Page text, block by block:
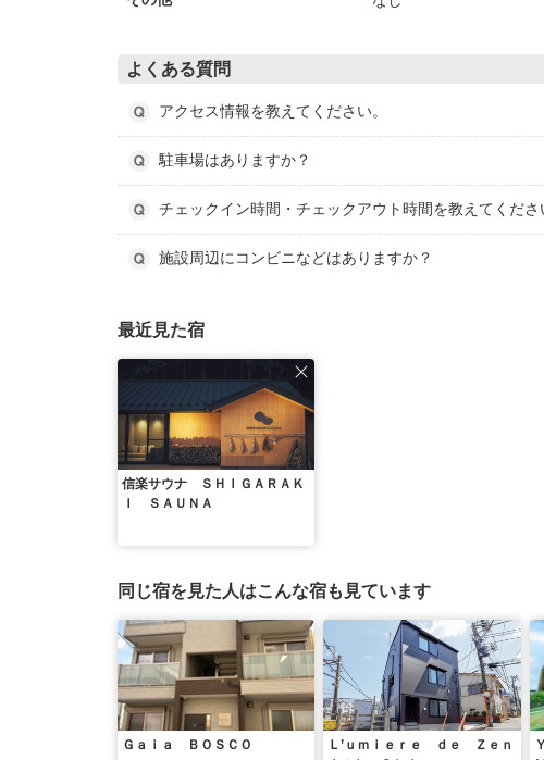
よくある質問
アクセス情報を教えてください。
駐車場はありますか？
チェックイン時間・チェックアウト時間を教えてくださ
施設周辺にコンビニなどはありますか？
最近見た宿
信楽サウナ ＳＨＩＧＡＲＡＫ
Ｉ ＳＡＵＮＡ
同じ宿を見た人はこんな宿も見ています
Ｇａｉａ ＢＯＳＣＯ
Ｌ’ｕｍｉｅｒｅ ｄｅ Ｚｅｎ